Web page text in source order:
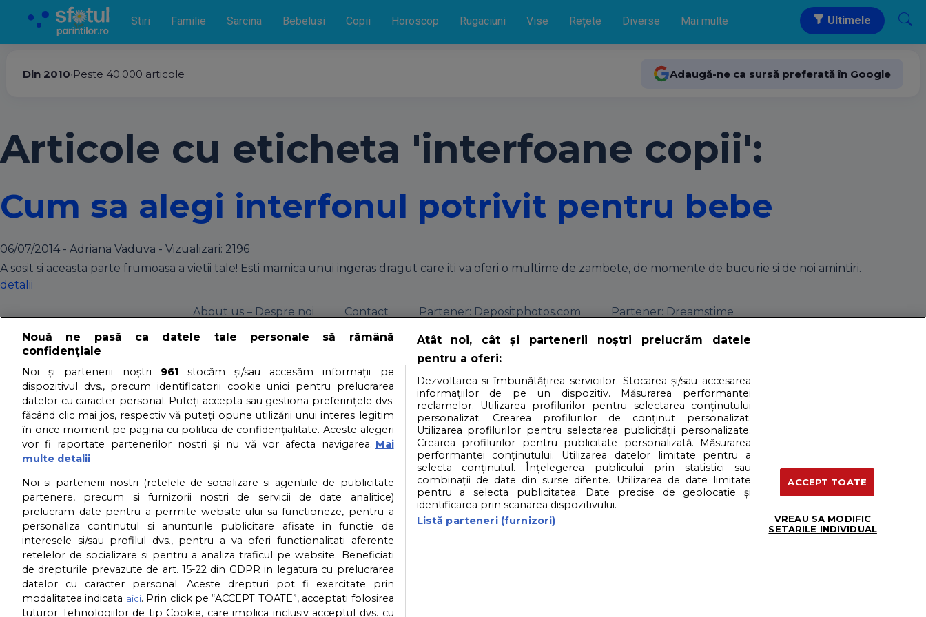
Stiri Familie Sarcina Bebelusi Copii Horoscop Rugaciuni Vise Rețete Diverse Mai multe Ultimele
Din 2010•Peste 40.000 articole Adaugă-ne ca sursă preferată în Google
Articole cu eticheta 'interfoane copii':
Cum sa alegi interfonul potrivit pentru bebe
06/07/2014 - Adriana Vaduva - Vizualizari: 2196
A sosit si aceasta parte frumoasa a vietii tale! Esti mamica unui ingeras dragut care iti va oferi o multime de zambete, de momente de bucurie si de noi amintiri.
detalii
About us – Despre noi Contact Partener: Depositphotos.com Partener: Dreamstime
GDPR – Confidentialitatea datelor cu caracter personal
© 2026SfatulParintilor.ro.Designed by Live Design
Nouă ne pasă ca datele tale personale să rămână
confidențiale
Noi și partenerii noștri 961stocăm și/sau accesăm informații pe
dispozitivul dvs., precum identificatorii cookie unici pentru prelucrarea
datelor cu caracter personal. Puteți accepta sau gestiona preferințele dvs.
făcând clic mai jos, respectiv vă puteți opune utilizării unui interes legitim
în orice moment pe pagina cu politica de confidențialitate. Aceste alegeri
vor fi raportate partenerilor noștri și nu vă vor afecta navigarea. Mai
multe detalii
Noi si partenerii nostri (retelele de socializare si agentiile de publicitate
partenere, precum si furnizorii nostri de servicii de date analitice)
prelucram date pentru a permite website-ului sa functioneze, pentru a
personaliza continutul si anunturile publicitare afisate in functie de
interesele si/sau profilul dvs., pentru a va oferi functionalitati aferente
retelelor de socializare si pentru a analiza traficul pe website. Beneficiati
de drepturile prevazute de art. 15-22 din GDPR in legatura cu prelucrarea
datelor cu caracter personal. Aceste drepturi pot fi exercitate prin
modalitatea indicata aici. Prin click pe “ACCEPT TOATE”, acceptati folosirea
tuturor Tehnologiilor de tip Cookie, care implica inclusiv acceptul dvs. cu
Atât noi, cât și partenerii noștri prelucrăm datele
pentru a oferi:
Dezvoltarea și îmbunătățirea serviciilor. Stocarea și/sau accesarea
informațiilor de pe un dispozitiv. Măsurarea performanței
reclamelor. Utilizarea profilurilor pentru selectarea conținutului
personalizat. Crearea profilurilor de conținut personalizat.
Utilizarea profilurilor pentru selectarea publicității personalizate.
Crearea profilurilor pentru publicitate personalizată. Măsurarea
performanței conținutului. Utilizarea datelor limitate pentru a
selecta conținutul. Înțelegerea publicului prin statistici sau
combinații de date din surse diferite. Utilizarea de date limitate
pentru a selecta publicitatea. Date precise de geolocație și
identificarea prin scanarea dispozitivului.
Listă parteneri (furnizori)
ACCEPT TOATE
VREAU SA MODIFIC
SETARILE INDIVIDUAL